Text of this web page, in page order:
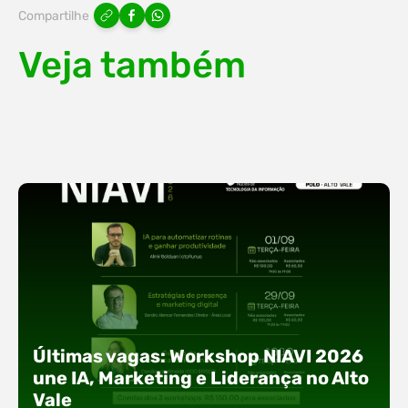
Compartilhe
Veja também
Últimas vagas: Workshop NIAVI 2026
une IA, Marketing e Liderança no Alto
Vale